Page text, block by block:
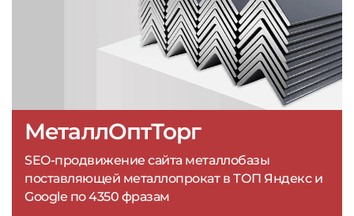
МеталлОптТорг
SEO-продвижение сайта металлобазы
поставляющей металлопрокат в ТОП Яндекс и
Google по 4350 фразам